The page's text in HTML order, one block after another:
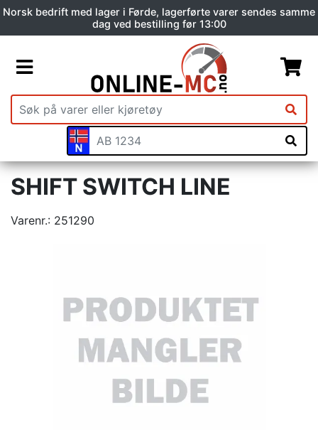
Norsk bedrift med lager i Førde, lagerførte varer sendes samme
dag ved bestilling før 13:00
SHIFT SWITCH LINE
Varenr.: 251290